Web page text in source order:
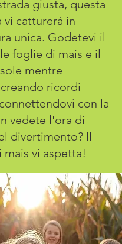
giusta, questa
vi catturerà in
unica. Godetevi il
foglie di mais e il
mentre
ricordi
con la
vedete l'ora di
divertimento? Il
vi aspetta!